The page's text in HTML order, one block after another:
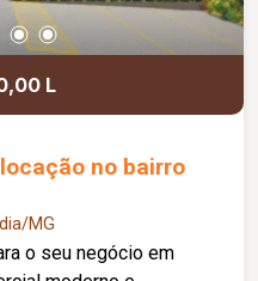
L
no bairro
MG
o seu negócio em